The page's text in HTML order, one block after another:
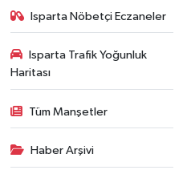
Isparta Nöbetçi Eczaneler
Isparta Trafik Yoğunluk
Haritası
Tüm Manşetler
Haber Arşivi